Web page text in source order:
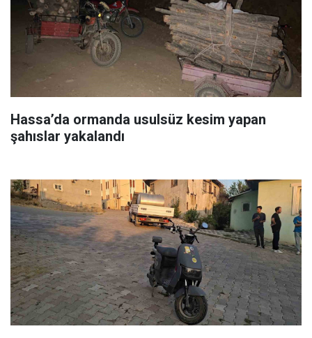
Hassa’da ormanda usulsüz kesim yapan
şahıslar yakalandı